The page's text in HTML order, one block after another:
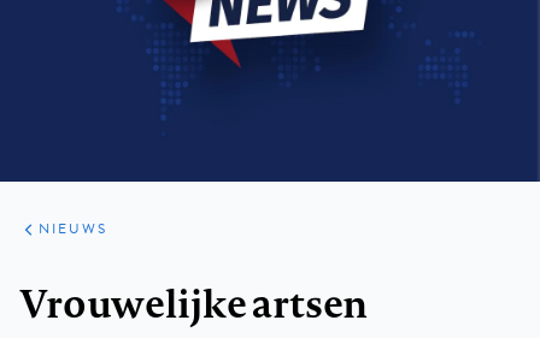
ARTIKELEN
HET
KORT
NIEUWS
Vrouwelijke artsen